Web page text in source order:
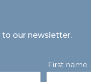
our newsletter.
First name